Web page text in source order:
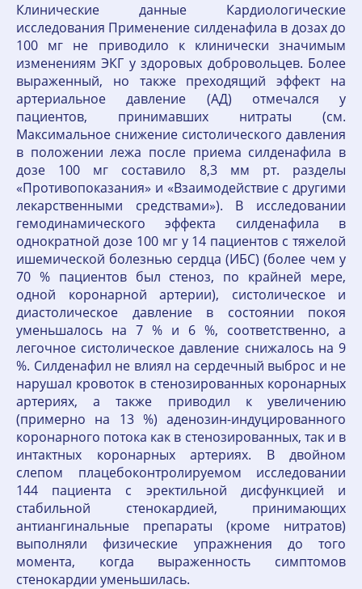
Клинические данные Кардиологические
исследования Применение силденафила в дозах до
100 мг не приводило к клинически значимым
изменениям ЭКГ у здоровых добровольцев. Более
выраженный, но также преходящий эффект на
артериальное давление (АД) отмечался у
пациентов, принимавших нитраты (см.
Максимальное снижение систолического давления
в положении лежа после приема силденафила в
дозе 100 мг составило 8,3 мм рт. разделы
«Противопоказания» и «Взаимодействие с другими
лекарственными средствами»). В исследовании
гемодинамического эффекта силденафила в
однократной дозе 100 мг у 14 пациентов с тяжелой
ишемической болезнью сердца (ИБС) (более чем у
70 % пациентов был стеноз, по крайней мере,
одной коронарной артерии), систолическое и
диастолическое давление в состоянии покоя
уменьшалось на 7 % и 6 %, соответственно, а
легочное систолическое давление снижалось на 9
%. Силденафил не влиял на сердечный выброс и не
нарушал кровоток в стенозированных коронарных
артериях, а также приводил к увеличению
(примерно на 13 %) аденозин-индуцированного
коронарного потока как в стенозированных, так и в
интактных коронарных артериях. В двойном
слепом плацебоконтролируемом исследовании
144 пациента с эректильной дисфункцией и
стабильной стенокардией, принимающих
антиангинальные препараты (кроме нитратов)
выполняли физические упражнения до того
момента, когда выраженность симптомов
стенокардии уменьшилась.